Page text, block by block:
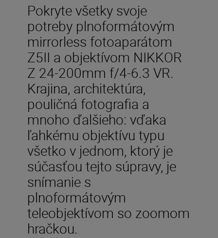
Pokryte všetky svoje
potreby plnoformátovým
mirrorless fotoaparátom
Z5II a objektívom NIKKOR
Z 24-200mm f/4-6.3 VR.
Krajina, architektúra,
pouličná fotografia a
mnoho ďalšieho: vďaka
ľahkému objektívu typu
všetko v jednom, ktorý je
súčasťou tejto súpravy, je
snímanie s
plnoformátovým
teleobjektívom so zoomom
hračkou.